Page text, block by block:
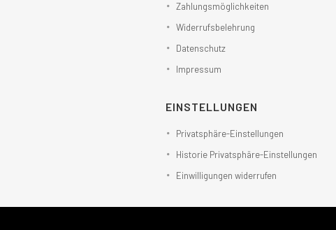
Zahlungsmöglichkeiten
Widerrufsbelehrung
Datenschutz
Impressum
EINSTELLUNGEN
Privatsphäre-Einstellungen
Historie Privatsphäre-Einstellungen
Einwilligungen widerrufen